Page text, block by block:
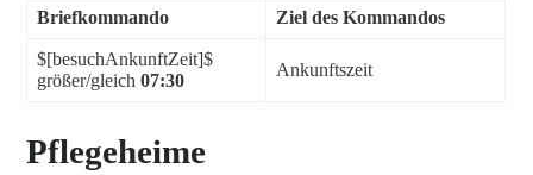
Briefkommando Ziel des Kommandos
$[besuchAnkunftZeit]$
größer/gleich 07:30
Ankunftszeit
Pflegeheime